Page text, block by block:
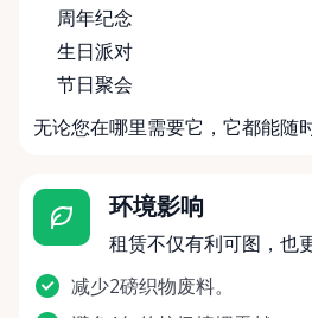
周年纪念
生日派对
节日聚会
无论您在哪里需要它，它都能随
环境影响
租赁不仅有利可图，也
减少2磅织物废料。